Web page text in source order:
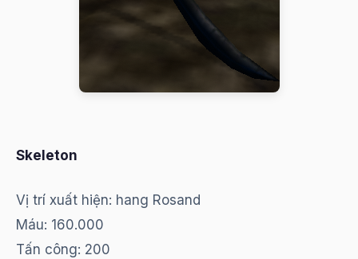
Skeleton
Vị trí xuất hiện: hang Rosand
Máu: 160.000
Tấn công: 200